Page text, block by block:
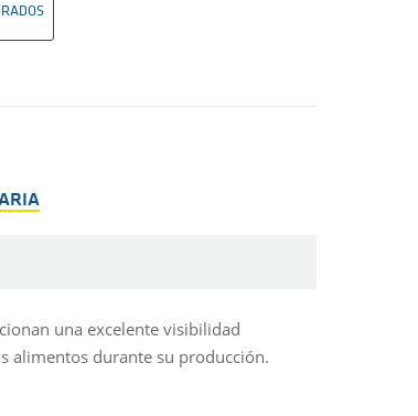
una excelente visibilidad
alimentos durante su producción.